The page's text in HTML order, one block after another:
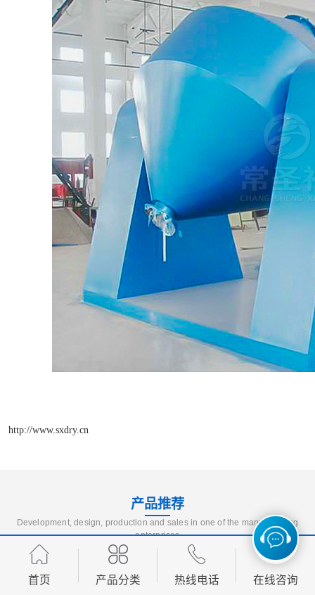
http://www.sxdry.cn
产品推荐
Development, design, production and sales in one of the manufacturing
enterprises
首页 产品分类 热线电话 在线咨询